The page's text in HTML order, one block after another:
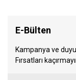
E-Bülten
Kampanya ve
Fırsatları